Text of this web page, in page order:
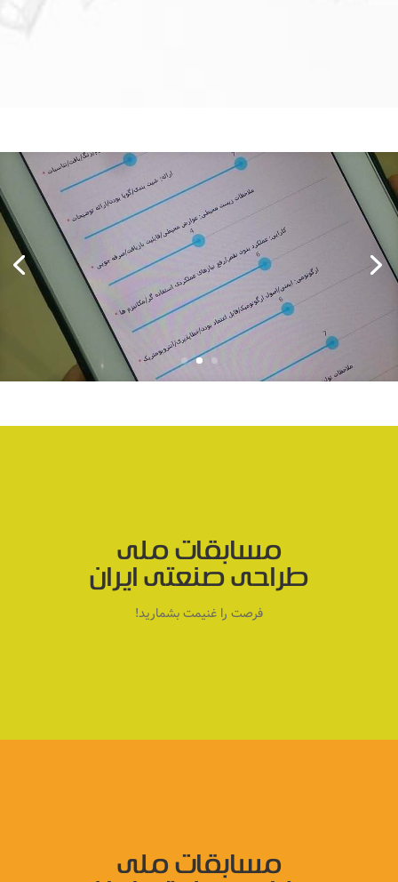
معیارهای ارزیابی آثار آیـــدیـــران
معیارهای ارزیابی
مسابقات ملی
طراحی صنعتی ایران
فرصت را غنیمت بشمارید!
مسابقات ملی